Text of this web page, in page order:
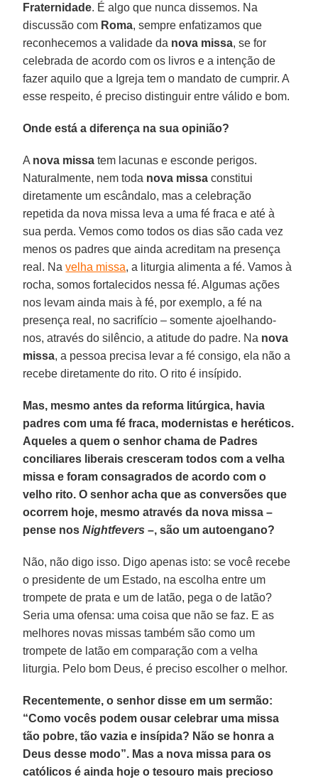
Fraternidade. É algo que nunca dissemos. Na
discussão com Roma, sempre enfatizamos que
reconhecemos a validade da nova missa, se for
celebrada de acordo com os livros e a intenção de
fazer aquilo que a Igreja tem o mandato de cumprir. A
esse respeito, é preciso distinguir entre válido e bom.
Onde está a diferença na sua opinião?
A nova missa tem lacunas e esconde perigos.
Naturalmente, nem toda nova missa constitui
diretamente um escândalo, mas a celebração
repetida da nova missa leva a uma fé fraca e até à
sua perda. Vemos como todos os dias são cada vez
menos os padres que ainda acreditam na presença
real. Navelha missa, a liturgia alimenta a fé. Vamos à
rocha, somos fortalecidos nessa fé. Algumas ações
nos levam ainda mais à fé, por exemplo, a fé na
presença real, no sacrifício – somente ajoelhando-
nos, através do silêncio, a atitude do padre. Na nova
missa, a pessoa precisa levar a fé consigo, ela não a
recebe diretamente do rito. O rito é insípido.
Mas, mesmo antes da reforma litúrgica, havia
padres com uma fé fraca, modernistas e heréticos.
Aqueles a quem o senhor chama de Padres
conciliares liberais cresceram todos com a velha
missa e foram consagrados de acordo com o
velho rito. O senhor acha que as conversões que
ocorrem hoje, mesmo através da nova missa –
pense nosNightfevers –, são um autoengano?
Não, não digo isso. Digo apenas isto: se você recebe
o presidente de um Estado, na escolha entre um
trompete de prata e um de latão, pega o de latão?
Seria uma ofensa: uma coisa que não se faz. E as
melhores novas missas também são como um
trompete de latão em comparação com a velha
liturgia. Pelo bom Deus, é preciso escolher o melhor.
Recentemente, o senhor disse em um sermão:
“Como vocês podem ousar celebrar uma missa
tão pobre, tão vazia e insípida? Não se honra a
Deus desse modo”. Mas a nova missa para os
católicos é ainda hoje o tesouro mais precioso